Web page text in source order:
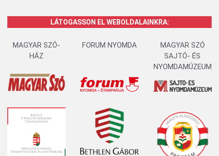
LÁTOGASSON EL WEBOLDALAINKRA:
MAGYAR SZÓ-
HÁZ
FORUM NYOMDA
MAGYAR SZÓ
SAJTÓ- ÉS
NYOMDAMÚZEUM